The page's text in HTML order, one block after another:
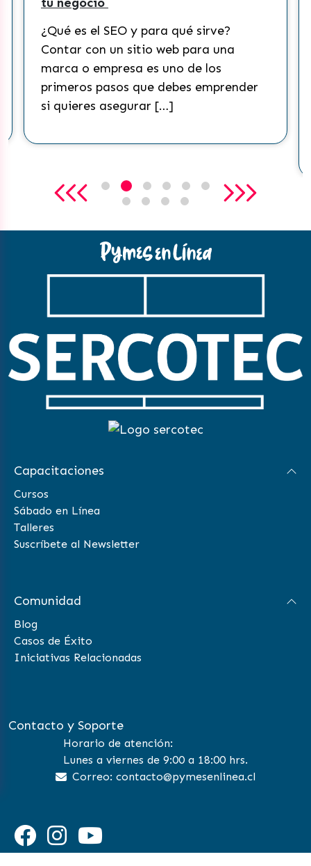
¿Qué es el SEO y para qué sirve?
Contar con un sitio web para una
marca o empresa es uno de los
primeros pasos que debes emprender
si quieres asegurar […]
Capacitaciones
Cursos
Sábado en Línea
Talleres
Suscríbete al Newsletter
Comunidad
Blog
Casos de Éxito
Iniciativas Relacionadas
Contacto y Soporte
Horario de atención:
Lunes a viernes de 9:00 a 18:00 hrs.
Correo: contacto@pymesenlinea.cl